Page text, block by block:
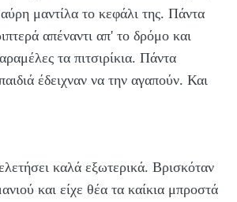
μαντίλα το κεφάλι της. Πάντα
απέναντι απ' το δρόμο και
τα πιτσιρίκια. Πάντα
έδειχναν να την αγαπούν. Και
καλά εξωτερικά. Βρισκόταν
και είχε θέα τα καίκια μπροστά